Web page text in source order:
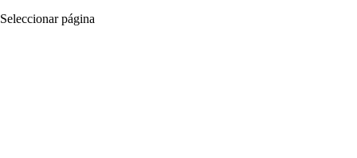
Seleccionar página